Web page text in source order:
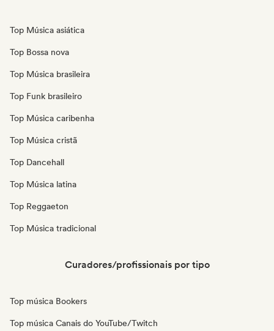
Top Música asiática
Top Bossa nova
Top Música brasileira
Top Funk brasileiro
Top Música caribenha
Top Música cristã
Top Dancehall
Top Música latina
Top Reggaeton
Top Música tradicional
Curadores/profissionais por tipo
Top música Bookers
Top música Canais do YouTube/Twitch